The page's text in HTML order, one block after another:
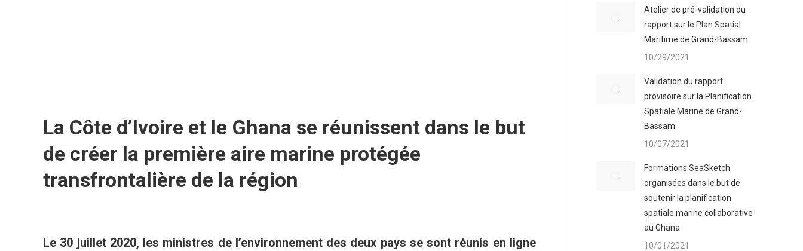
La Côte d’Ivoire et le Ghana se réunissent dans le but
de créer la première aire marine protégée
transfrontalière de la région
Le 30 juillet 2020, les ministres de l’environnement des deux pays se sont réunis en ligne
Atelier de pré-validation du
rapport sur le Plan Spatial
Maritime de Grand-Bassam
10/29/2021
Validation du rapport
provisoire sur la Planification
Spatiale Marine de Grand-
Bassam
10/07/2021
Formations SeaSketch
organisées dans le but de
soutenir la planification
spatiale marine collaborative
au Ghana
10/01/2021